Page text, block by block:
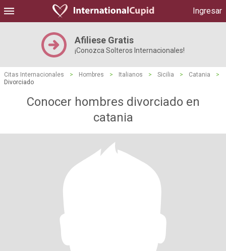
Ingresar
Afiliese Gratis
¡Conozca Solteros Internacionales!
Citas Internacionales > Hombres > Italianos > Sicilia > Catania
>
Divorciado
Conocer hombres divorciado en
catania